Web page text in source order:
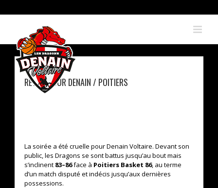
to
RETOUR SUR DENAIN / POITIERS
La soirée a été cruelle pour Denain Voltaire. Devant son
public, les Dragons se sont battus jusqu’au bout mais
s’inclinent 83–86face à Poitiers Basket 86, au terme
d’un match disputé et indécis jusqu’aux dernières
possessions.